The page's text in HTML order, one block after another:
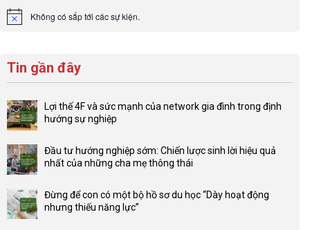
Notice Không có sắp tới các sự kiện.
Tin gần đây
Lợi thế 4F và sức mạnh của network gia đình trong định
hướng sự nghiệp
bình
luận
Lợi
thế
Đầu tư hướng nghiệp sớm: Chiến lược sinh lời hiệu quả
nhất của những cha mẹ thông thái
bình
luận
Đừng để con có một bộ hồ sơ du học “Dày hoạt động
nhưng thiếu năng lực”